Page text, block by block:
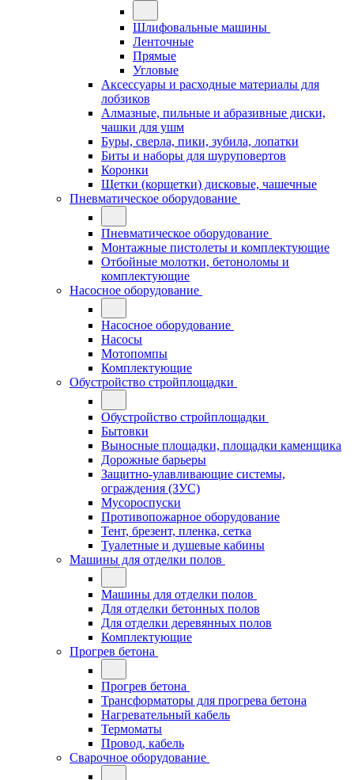
Шлифовальные машины
Ленточные
Прямые
Угловые
Аксессуары и расходные материалы для
лобзиков
Алмазные, пильные и абразивные диски,
чашки для ушм
Буры, сверла, пики, зубила, лопатки
Биты и наборы для шуруповертов
Коронки
Щетки (корщетки) дисковые, чашечные
Пневматическое оборудование
Пневматическое оборудование
Монтажные пистолеты и комплектующие
Отбойные молотки, бетоноломы и
комплектующие
Насосное оборудование
Насосное оборудование
Насосы
Мотопомпы
Комплектующие
Обустройство стройплощадки
Обустройство стройплощадки
Бытовки
Выносные площадки, площадки каменщика
Дорожные барьеры
Защитно-улавливающие системы,
ограждения (ЗУС)
Мусороспуски
Противопожарное оборудование
Тент, брезент, пленка, сетка
Туалетные и душевые кабины
Машины для отделки полов
Машины для отделки полов
Для отделки бетонных полов
Для отделки деревянных полов
Комплектующие
Прогрев бетона
Прогрев бетона
Трансформаторы для прогрева бетона
Нагревательный кабель
Термоматы
Провод, кабель
Сварочное оборудование